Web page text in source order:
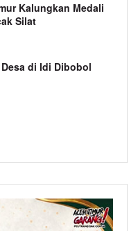
Kalungkan Medali
Silat
di Idi Dibobol